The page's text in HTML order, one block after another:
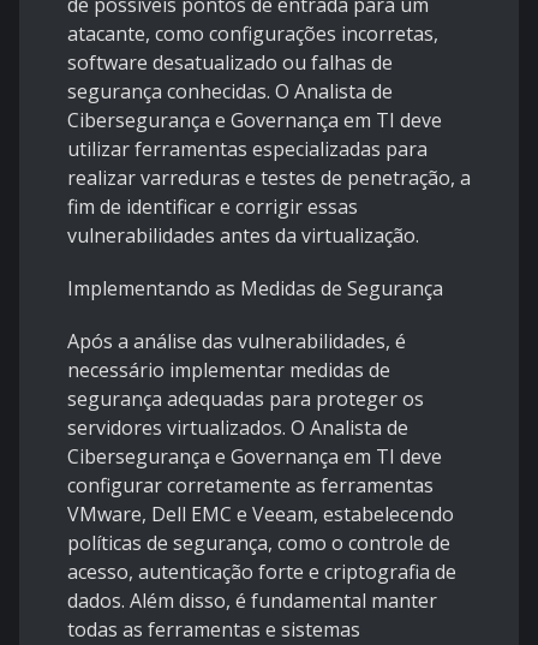
atacante, como configurações incorretas,
software desatualizado ou falhas de
segurança conhecidas. O Analista de
Cibersegurança e Governança em TI deve
utilizar ferramentas especializadas para
realizar varreduras e testes de penetração, a
fim de identificar e corrigir essas
vulnerabilidades antes da virtualização.
Implementando as Medidas de Segurança
Após a análise das vulnerabilidades, é
necessário implementar medidas de
segurança adequadas para proteger os
servidores virtualizados. O Analista de
Cibersegurança e Governança em TI deve
configurar corretamente as ferramentas
VMware, Dell EMC e Veeam, estabelecendo
políticas de segurança, como o controle de
acesso, autenticação forte e criptografia de
dados. Além disso, é fundamental manter
todas as ferramentas e sistemas